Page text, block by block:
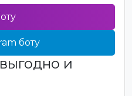
боту
и